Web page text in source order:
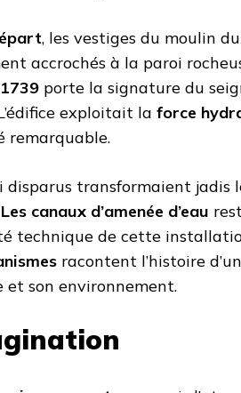
, les vestiges du moulin
accrochés à la paroi
1739 porte la signature du
exploitait la force
remarquable.
disparus transformaient jadis
Les canaux d’amenée d’eau
technique de cette
racontent l’histoire
et son environnement.